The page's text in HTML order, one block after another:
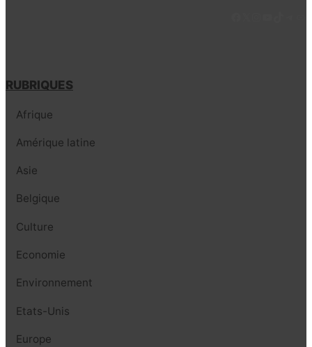
RUBRIQUES
Afrique
Amérique latine
Asie
Belgique
Culture
Economie
Environnement
Etats-Unis
Europe